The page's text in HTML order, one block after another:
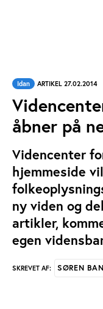
Idan ARTIKEL 27.02.2014
åbner på
Videncenter
hjemmeside
ny viden og
artikler,
egen
SKREVET AF: SØREN